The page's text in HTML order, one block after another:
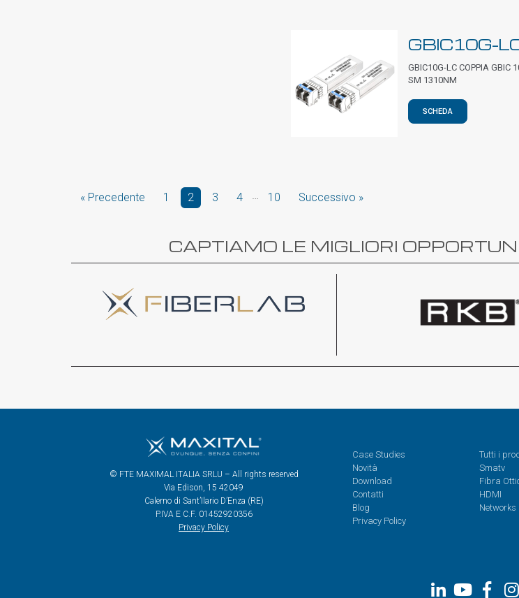
GBIC10G-
GBIC10G-LC COPPIA GBIC
SM 1310NM
SCHEDA
« Precedente 1 2 3 4 … 10 Successivo »
CAPTIAMO LE MIGLIORI
© FTE MAXIMAL ITALIA SRLU – All rights reserved
Via Edison, 15 42049
Calerno di Sant’Ilario D’Enza (RE)
P.IVA E C.F. 01452920356
Privacy Policy
Case Studies
Novità
Download
Contatti
Blog
Privacy Policy
Tutti i
Smatv
Fibra
HDMI
Networks